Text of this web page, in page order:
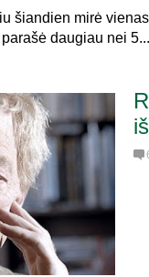
šiandien mirė
daugiau nei 5...